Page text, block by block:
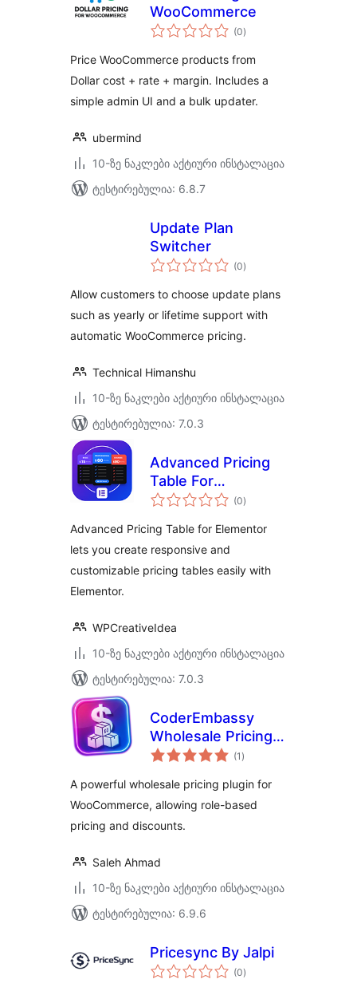
WooCommerce
(0საერთო
რეიტინგი
)
Price WooCommerce products from
Dollar cost + rate + margin. Includes a
simple admin UI and a bulk updater.
ubermind
10-ზე ნაკლები აქტიური ინსტალაცია
ტესტირებულია: 6.8.7
Update Plan
Switcher
(0საერთო
რეიტინგი
)
Allow customers to choose update plans
such as yearly or lifetime support with
automatic WooCommerce pricing.
Technical Himanshu
10-ზე ნაკლები აქტიური ინსტალაცია
ტესტირებულია: 7.0.3
Advanced Pricing
Table For
Elementor
(0საერთო
რეიტინგი
)
Advanced Pricing Table for Elementor
lets you create responsive and
customizable pricing tables easily with
Elementor.
WPCreativeIdea
10-ზე ნაკლები აქტიური ინსტალაცია
ტესტირებულია: 7.0.3
CoderEmbassy
Wholesale Pricing
for WooCommerce
(1 საერთო
რეიტინგი
)
A powerful wholesale pricing plugin for
WooCommerce, allowing role-based
pricing and discounts.
Saleh Ahmad
10-ზე ნაკლები აქტიური ინსტალაცია
ტესტირებულია: 6.9.6
Pricesync By Jalpi
(0საერთო
რეიტინგი
)